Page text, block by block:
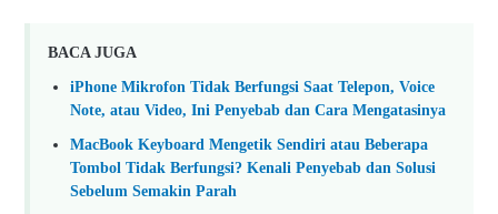
BACA JUGA
iPhone Mikrofon Tidak Berfungsi Saat Telepon, Voice
Note, atau Video, Ini Penyebab dan Cara Mengatasinya
MacBook Keyboard Mengetik Sendiri atau Beberapa
Tombol Tidak Berfungsi? Kenali Penyebab dan Solusi
Sebelum Semakin Parah